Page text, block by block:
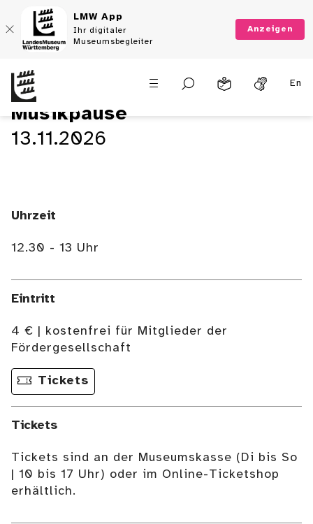
LMW App
Ihr digitaler
Museumsbegleiter
Anzeigen
En
Musikpause
13.11.2026
Uhrzeit
12.30 - 13 Uhr
Eintritt
4 € | kostenfrei für Mitglieder der
Fördergesellschaft
Tickets
Tickets
Tickets sind an der Museumskasse (Di bis So
| 10 bis 17 Uhr) oder im Online-Ticketshop
erhältlich.